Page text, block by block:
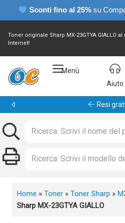
Sconti fino al 25% su
Toner originale Sharp MX-23GTYA GIALLO
Internet!
Menù
Aiuto
Garanzia
Home » Toner » Toner Sharp »
Sharp MX-23GTYA GIALLO